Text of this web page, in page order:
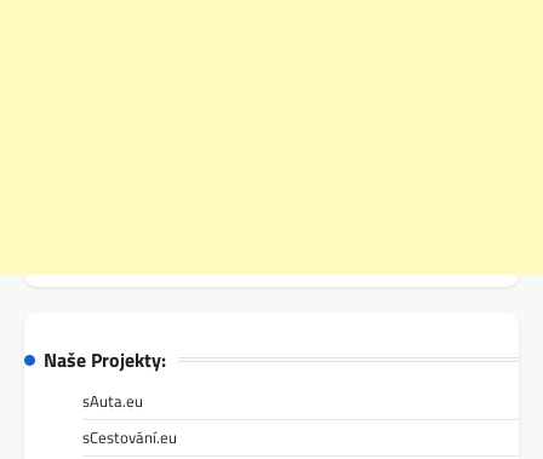
Naše Projekty:
sAuta.eu
sCestování.eu